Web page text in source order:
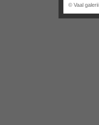
© Vaal galerii